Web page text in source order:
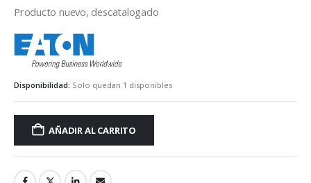
Producto nuevo, descatalogado
Disponibilidad: Solo quedan 1 disponibles
AÑADIR AL CARRITO